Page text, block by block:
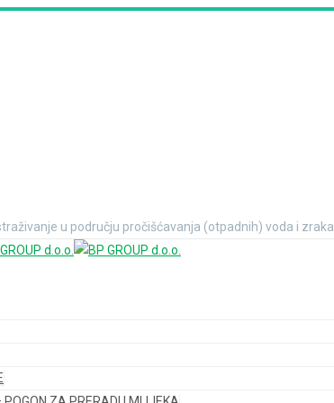
u području pročišćavanja (otpadnih) voda i zraka.